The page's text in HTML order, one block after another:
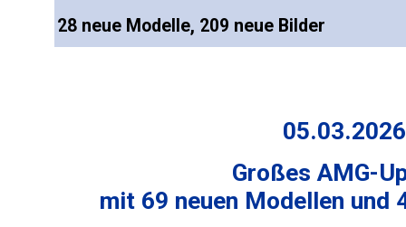
28 neue Modelle, 209 neue Bilder
05.03.2026
Großes AMG-
mit 69 neuen Modellen und